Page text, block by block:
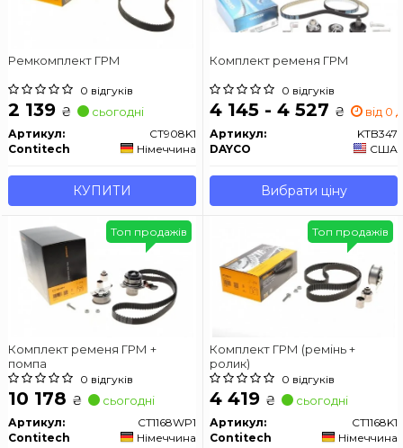
Ремкомплект ГРМ
0 відгуків
2 139 ₴ сьогодні
Артикул:
CT908K1
Contitech
Німеччина
КУПИТИ
Комплект ременя ГРМ
0 відгуків
4 145 - 4 527 ₴ від 0
Артикул:
KTB347
DAYCO
США
Вибрати ціну
Комплект ременя ГРМ +
помпа
0 відгуків
10 178 ₴ сьогодні
Артикул:
CT1168WP1
Contitech
Німеччина
Топ продажів
Комплект ГРМ (ремінь +
ролик)
0 відгуків
4 419 ₴ сьогодні
Артикул:
CT1168K1
Contitech
Німеччина
Топ продажів